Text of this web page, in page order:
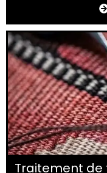
Traitement